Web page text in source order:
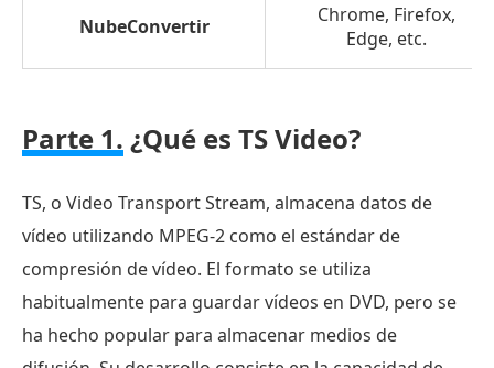
NubeConvertir
Chrome, Firefox,
Edge, etc.
Parte 1. ¿Qué es TS Video?
TS, o Video Transport Stream, almacena datos de
vídeo utilizando MPEG-2 como el estándar de
compresión de vídeo. El formato se utiliza
habitualmente para guardar vídeos en DVD, pero se
ha hecho popular para almacenar medios de